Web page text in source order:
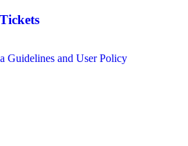
Guidelines and User Policy